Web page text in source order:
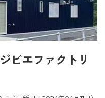
ビエファクトリ